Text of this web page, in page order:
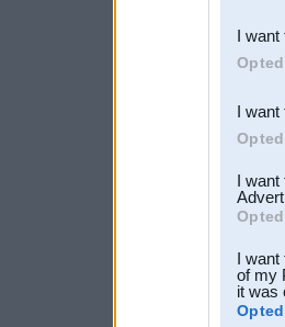
third
I want
I want
I want
I want
of my
it was